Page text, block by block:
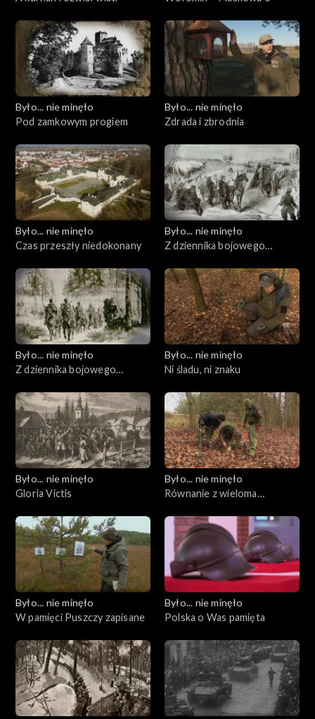
Było... nie minęło
Pod zamkowym progiem
Było... nie minęło
Zdrada i zbrodnia
Było... nie minęło
Czas przeszły niedokonany
Było... nie minęło
Z dziennika bojowego
rozdział drugi
Było... nie minęło
Z dziennika bojowego
Było... nie minęło
Ni śladu, ni znaku
Było... nie minęło
Gloria Victis
Było... nie minęło
Równanie z wieloma
Było... nie minęło
W pamięci Puszczy zapisane
Było... nie minęło
Polska o Was pamięta